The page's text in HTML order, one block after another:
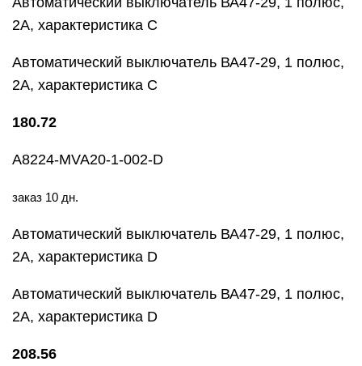
2А, характеристика С
Автоматический выключатель ВА47-29, 1 полюс,
2А, характеристика С
180.72
A8224-MVA20-1-002-D
заказ 10 дн.
Автоматический выключатель ВА47-29, 1 полюс,
2А, характеристика D
Автоматический выключатель ВА47-29, 1 полюс,
2А, характеристика D
208.56